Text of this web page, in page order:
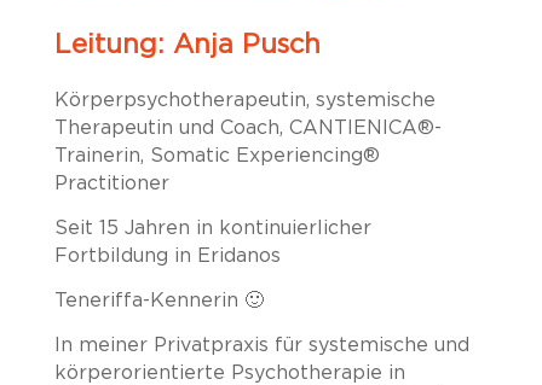
Leitung: Anja Pusch
Körperpsychotherapeutin, systemische
Therapeutin und Coach, CANTIENICA®-
Trainerin, Somatic Experiencing®
Practitioner
Seit 15 Jahren in kontinuierlicher
Fortbildung in Eridanos
Teneriffa-Kennerin 🙂
In meiner Privatpraxis für systemische und
körperorientierte Psychotherapie in